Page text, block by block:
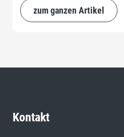
täglich Grossartiges – oft
Bedingungen. Besonders dann,
zum ganzen Artikel
Kontakt